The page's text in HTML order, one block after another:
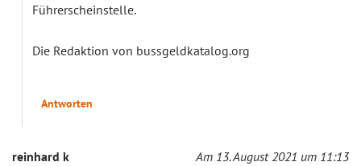
Führerscheinstelle.
Die Redaktion von bussgeldkatalog.org
Antworten
reinhard k Am 13. August 2021 um 11:13